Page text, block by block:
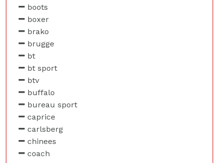
boots
boxer
brako
brugge
bt
bt sport
btv
buffalo
bureau sport
caprice
carlsberg
chinees
coach